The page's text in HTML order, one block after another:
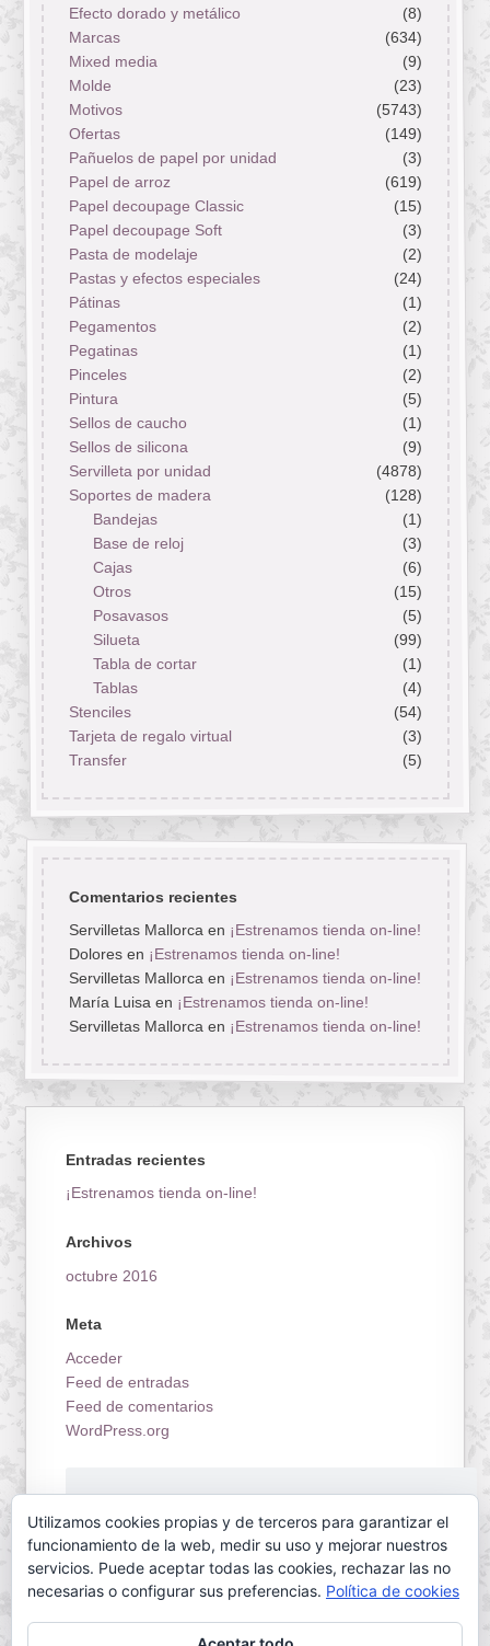
Efecto dorado y metálico
(8)
Marcas
(634)
Mixed media
(9)
Molde
(23)
Motivos
(5743)
Ofertas
(149)
Pañuelos de papel por unidad
(3)
Papel de arroz
(619)
Papel decoupage Classic
(15)
Papel decoupage Soft
(3)
Pasta de modelaje
(2)
Pastas y efectos especiales
(24)
Pátinas
(1)
Pegamentos
(2)
Pegatinas
(1)
Pinceles
(2)
Pintura
(5)
Sellos de caucho
(1)
Sellos de silicona
(9)
Servilleta por unidad
(4878)
Soportes de madera
(128)
Bandejas
(1)
Base de reloj
(3)
Cajas
(6)
Otros
(15)
Posavasos
(5)
Silueta
(99)
Tabla de cortar
(1)
Tablas
(4)
Stenciles
(54)
Tarjeta de regalo virtual
(3)
Transfer
(5)
Comentarios recientes
Servilletas Mallorca en ¡Estrenamos tienda on-line!
Doloresen ¡Estrenamos tienda on-line!
Servilletas Mallorca en ¡Estrenamos tienda on-line!
María Luisa en ¡Estrenamos tienda on-line!
Servilletas Mallorca en ¡Estrenamos tienda on-line!
Entradas recientes
¡Estrenamos tienda on-line!
Archivos
octubre 2016
Meta
Acceder
Feed de entradas
Feed de comentarios
WordPress.org
Utilizamos cookies propias y de terceros para garantizar el
funcionamiento de la web, medir su uso y mejorar nuestros
servicios. Puede aceptar todas las cookies, rechazar las no
necesarias o configurar sus preferencias. Política de cookies